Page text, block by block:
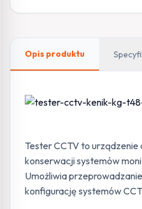
Opis produktu
Tester CCTV to urządzenie
konserwacji systemów
Umożliwia
konfigurację systemów